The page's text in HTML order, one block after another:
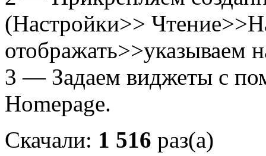
(Настройки>>
отображать>>указываем
3 — Задаем виджеты с
Homepage.
Скачали: 1 516 раз(а)